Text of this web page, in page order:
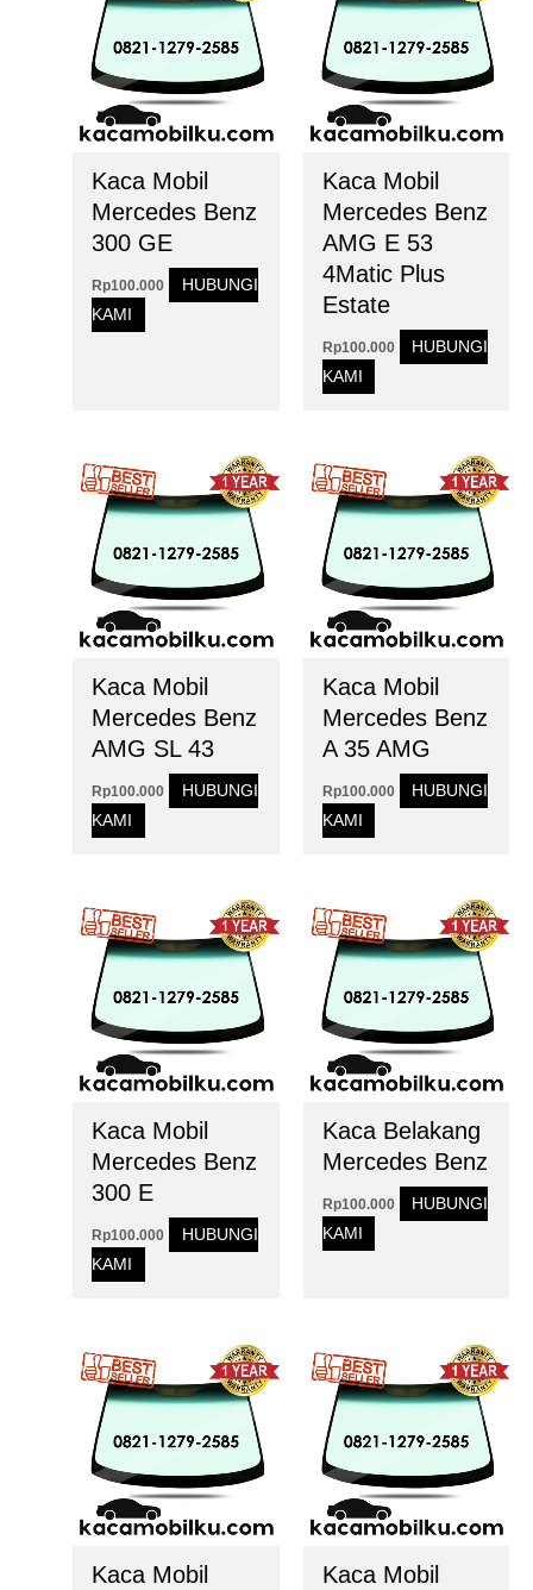
Kaca Mobil
Mercedes Benz
300 GE
Rp100.000
HUBUNGI
KAMI
Kaca Mobil
Mercedes Benz
AMG E 53
4Matic Plus
Estate
Rp100.000
HUBUNGI
KAMI
Kaca Mobil
Mercedes Benz
AMG SL 43
Rp100.000
HUBUNGI
KAMI
Kaca Mobil
Mercedes Benz
A 35 AMG
Rp100.000
HUBUNGI
KAMI
Kaca Mobil
Mercedes Benz
300 E
Rp100.000
HUBUNGI
KAMI
Kaca Belakang
Mercedes Benz
Rp100.000
HUBUNGI
KAMI
Kaca Mobil
Kaca Mobil